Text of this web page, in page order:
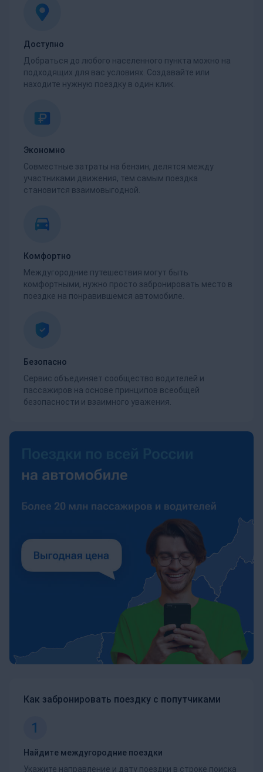
Доступно
Добраться до любого населенного пункта можно на
подходящих для вас условиях. Создавайте или
находите нужную поездку в один клик.
Экономно
Совместные затраты на бензин, делятся между
участниками движения, тем самым поездка
становится взаимовыгодной.
Комфортно
Междугородние путешествия могут быть
комфортными, нужно просто забронировать место в
поездке на понравившемся автомобиле.
Безопасно
Сервис объединяет сообщество водителей и
пассажиров на основе принципов всеобщей
безопасности и взаимного уважения.
Как забронировать поездку с попутчиками
1
Найдите междугородние поездки
Укажите направление и дату поездки в строке поиска